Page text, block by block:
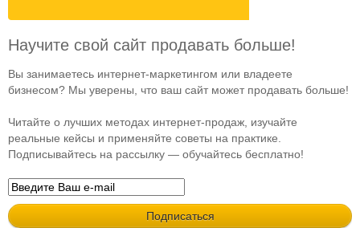
Научите свой сайт продавать больше!
Вы занимаетесь интернет-маркетингом или владеете
бизнесом? Мы уверены, что ваш сайт может продавать больше!
Читайте о лучших методах интернет-продаж, изучайте
реальные кейсы и применяйте советы на практике.
Подписывайтесь на рассылку — обучайтесь бесплатно!